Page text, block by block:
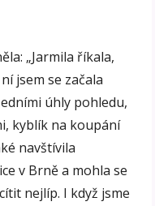
„Jarmila říkala,
jsem se začala
úhly pohledu,
kyblík na koupání
navštívila
v Brně a mohla se
nejlíp. I když jsme